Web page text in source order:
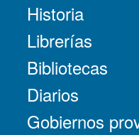
Historia
Librerías
Bibliotecas
Diarios
Gobiernos